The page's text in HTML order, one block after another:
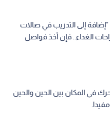
"إضافة إلى التدريب في صالات
الغداء.. فإن أخذ فواصل
في المكان بين الحين والحين